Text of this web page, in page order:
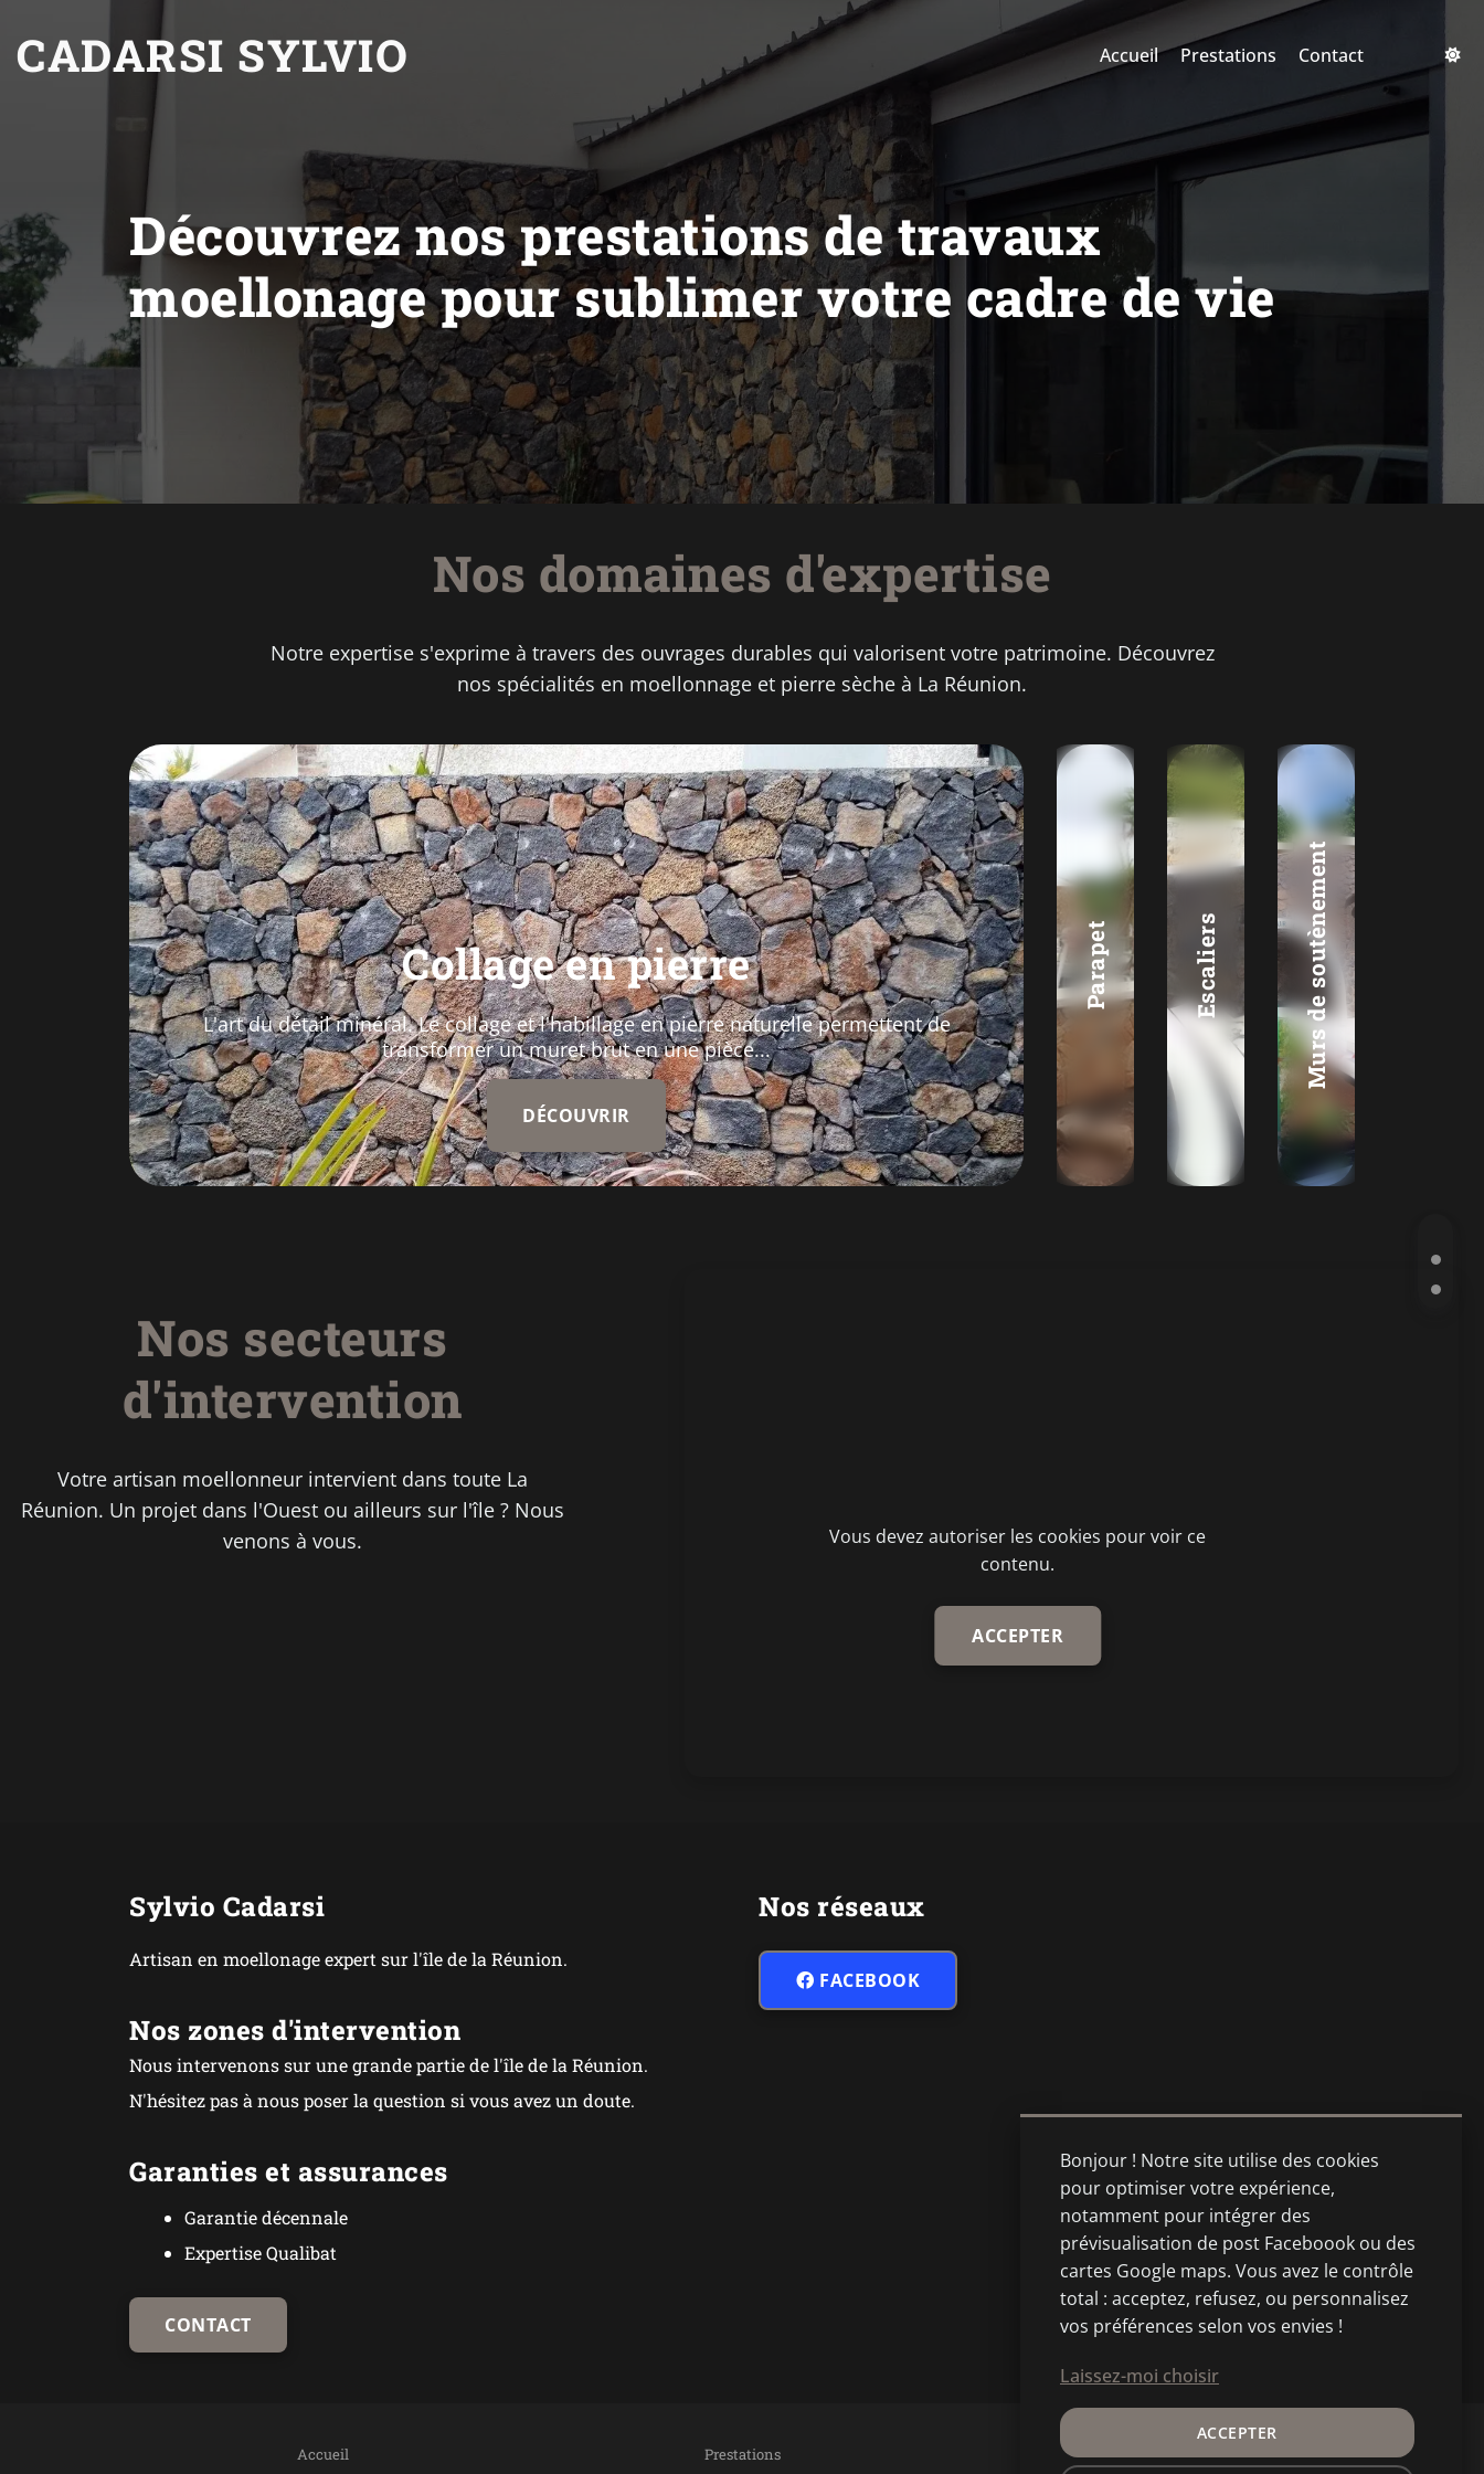
CADARSI SYLVIO Accueil Prestations Contact
Découvrez nos prestations de travaux
moellonage pour sublimer votre cadre de vie
Nos domaines d'expertise
Notre expertise s'exprime à travers des ouvrages durables qui valorisent votre patrimoine. Découvrez
nos spécialités en moellonnage et pierre sèche à La Réunion.
Collage en pierre
L'art du détail minéral. Le collage et l'habillage en pierre naturelle permettent de
transformer un muret brut en une pièce...
DÉCOUVRIR
Parapet Escaliers Murs de soutènement
Nos secteurs
d'intervention
Votre artisan moellonneur intervient dans toute La
Réunion. Un projet dans l'Ouest ou ailleurs sur l'île ? Nous
venons à vous.
Vous devez autoriser les cookies pour voir ce
contenu.
ACCEPTER
Sylvio Cadarsi
Artisan en moellonage expert sur l'île de la Réunion.
Nos zones d'intervention
Nous intervenons sur une grande partie de l'île de la Réunion.
N'hésitez pas à nous poser la question si vous avez un doute.
Garanties et assurances
Garantie décennale
Expertise Qualibat
CONTACT
Nos réseaux
FACEBOOK
Accueil Prestations Contact
Bonjour ! Notre site utilise des cookies
pour optimiser votre expérience,
notamment pour intégrer des
prévisualisation de post Faceboook ou des
cartes Google maps. Vous avez le contrôle
total : acceptez, refusez, ou personnalisez
vos préférences selon vos envies !
Laissez-moi choisir
ACCEPTER